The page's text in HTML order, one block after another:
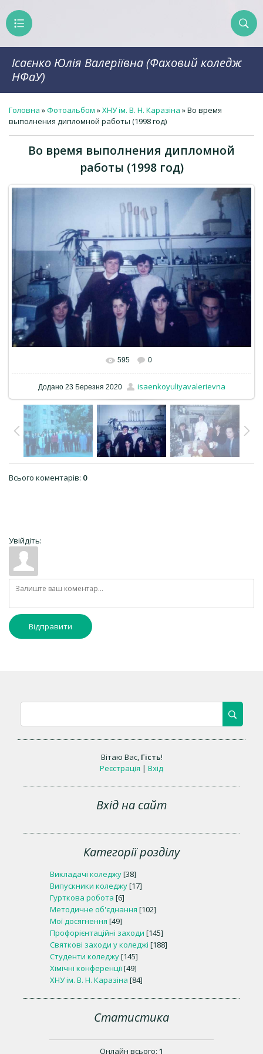
Ісаєнко Юлія Валеріївна (Фаховий коледж
НФаУ)
Головна »Фотоальбом »ХНУ ім. В. Н. Каразіна » Во время
выполнения дипломной работы (1998 год)
Во время выполнения дипломной
работы (1998 год)
595 0
Додано23 Березня 2020 isaenkoyuliyavalerievna
Всього коментарів: 0
Увійдіть:
Відправити
Вітаю Вас, Гість!
Реєстрація | Вхід
Вхід на сайт
Категорії розділу
Викладачі коледжу[38]
Випускники коледжу[17]
Гурткова робота [6]
Методичне об'єднання [102]
Мої досягнення [49]
Профорієнтаційні заходи [145]
Святкові заходи у коледжі [188]
Студенти коледжу[145]
Хімічні конференції[49]
ХНУ ім. В. Н. Каразіна [84]
Статистика
Онлайн всього: 1